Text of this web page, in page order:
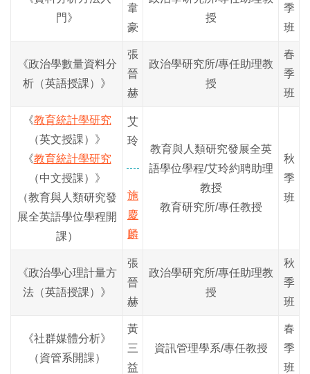
門》
韋
豪
授
季
班
《政治學數量資料分
析（英語授課）》
張
晉
赫
政治學研究所/專任助理教
授
春
季
班
《教育統計學研究
（英文授課） 》
《教育統計學研究
（中文授課） 》
（教育與人類研究發
展全英語學位學程開
課）
艾
玲
施
慶
麟
教育與人類研究發展全英
語學位學程/艾玲約聘助理
教授
教育研究所/專任教授
秋
季
班
《政治學心理計量方
法（英語授課）》
張
晉
赫
政治學研究所/專任助理教
授
秋
季
班
《社群媒體分析》
（資管系開課）
黃
三
益
資訊管理學系/專任教授
春
季
班